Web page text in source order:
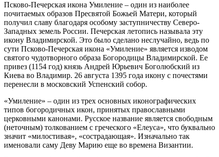
Псково-Печерская икона Умиление – один из наиболее
почитаемых образов Пресвятой Божьей Матери, который
получил славу благодаря особому заступничеству Северо-
Западных земель России. Печерская летопись называла эту
икону Владимирской. Это было сделано неслучайно, ведь по
сути Псково-Печерская икона «Умиление» является изводом
святого чудотворного образа Богородицы Владимирской. Ее
привез (1154 год) князь Андрей Юрьевич Боголюбский из
Киева во Владимир. 26 августа 1395 года икону с почестями
перенесли в московский Успенский собор.
«Умиление» – один из трех основных иконографических
типов богородичных икон, принятых православными
церковными канонами. Русское название является свободным
(неточным) толкованием с греческого «Елеуса», что буквально
значит «милостивая», «сострадающая». Изначально так
именовали саму Деву Марию еще во времена Византии.